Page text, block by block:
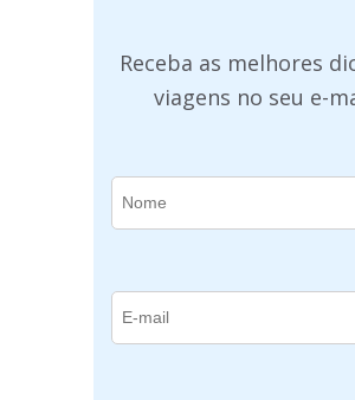
Receba as melhores
viagens no seu e-